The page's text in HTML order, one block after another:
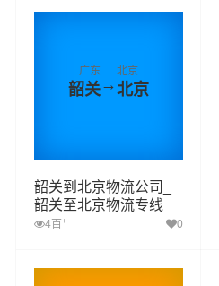
广东
韶关→
北京
北京
韶关到北京物流公司_
韶关至北京物流专线
4百 + 0